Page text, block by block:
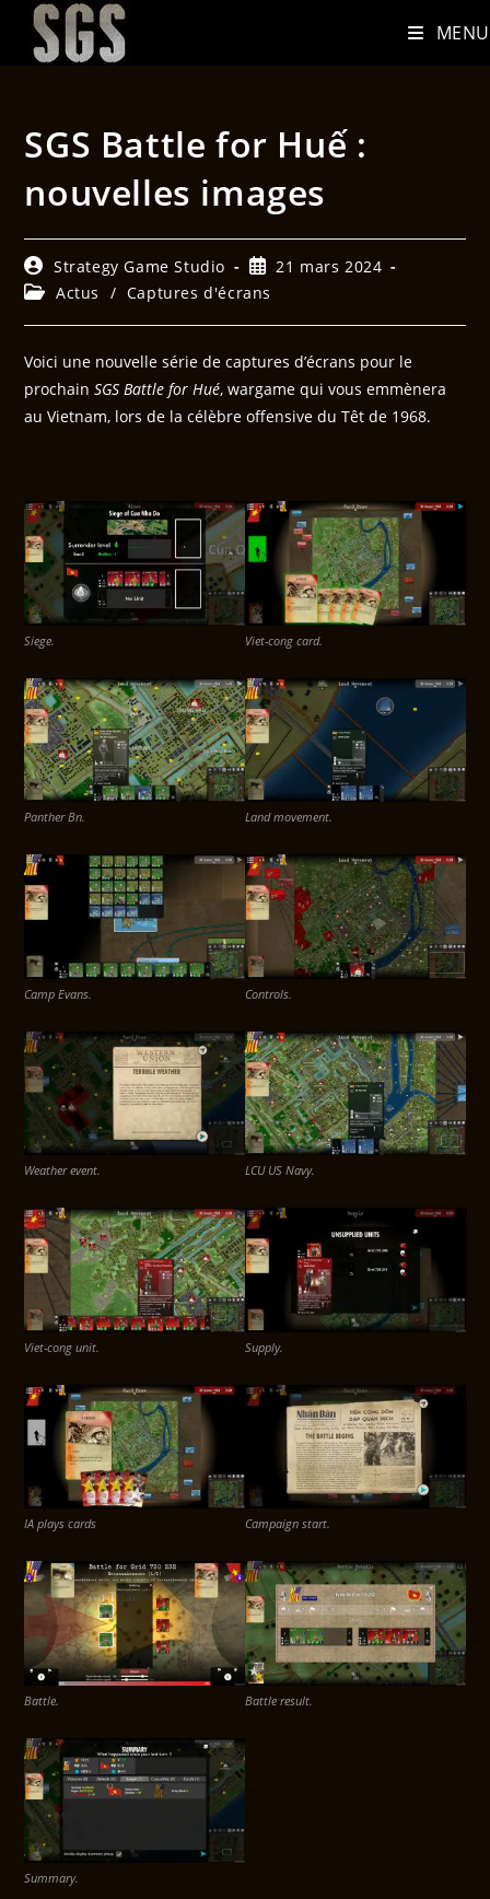
MENU
SGS Battle for Huế :
nouvelles images
Strategy Game Studio
21 mars 2024
Actus
/ Captures d'écrans
Voici une nouvelle série de captures d’écrans pour le
prochainSGS Battle for Hué, wargame qui vous emmènera
au Vietnam, lors de la célèbre offensive du Têt de 1968.
Siege. Viet-cong card.
Panther Bn. Land movement.
Camp Evans. Controls.
Weather event. LCU US Navy.
Viet-cong unit. Supply.
IA plays cards Campaign start.
Battle. Battle result.
Summary.